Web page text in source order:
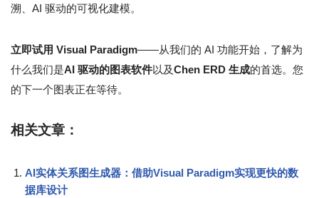
溯、AI 驱动的可视化建模。
立即试用 Visual Paradigm——从我们的 AI 功能开始，了解为
什么我们是AI 驱动的图表软件以及Chen ERD 生成的首选。您
的下一个图表正在等待。
相关文章：
AI实体关系图生成器：借助Visual Paradigm实现更快的数
据库设计